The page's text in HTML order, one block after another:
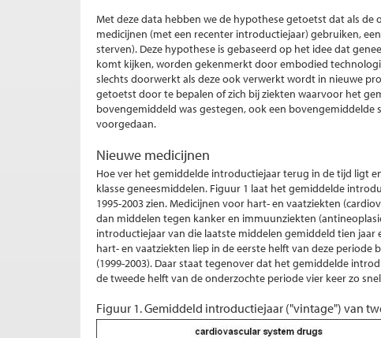
Met deze data hebben we de hypothese getoetst dat als
medicijnen (met een recenter introductiejaar) gebruiken,
sterven). Deze hypothese is gebaseerd op het idee dat
komt kijken, worden gekenmerkt door embodied
slechts doorwerkt als deze ook verwerkt wordt in nieuwe
getoetst door te bepalen of zich bij ziekten waarvoor het
bovengemiddeld was gestegen, ook een
voorgedaan.
Nieuwe medicijnen
Hoe ver het gemiddelde introductiejaar terug in de tijd ligt
klasse geneesmiddelen. Figuur 1 laat het gemiddelde
1995-2003 zien. Medicijnen voor hart- en vaatziekten
dan middelen tegen kanker en immuunziekten
introductiejaar van die laatste middelen gemiddeld tien
hart- en vaatziekten liep in de eerste helft van deze periode
(1999-2003). Daar staat tegenover dat het gemiddelde
de tweede helft van de onderzochte periode vier keer zo
Figuur 1. Gemiddeld introductiejaar ("vintage") van